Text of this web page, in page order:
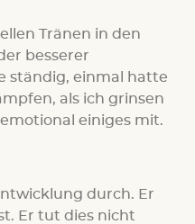
Tränen in den
besserer
ständig, einmal hatte
als ich grinsen
einiges mit.
durch. Er
Er tut dies nicht